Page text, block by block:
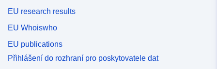
EU research results
EU Whoiswho
EU publications
Přihlášení do rozhraní pro poskytovatele dat